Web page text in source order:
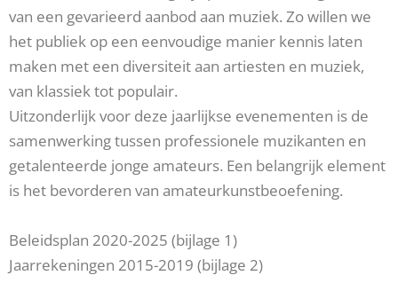
van een gevarieerd aanbod aan muziek. Zo willen we
het publiek op een eenvoudige manier kennis laten
maken met een diversiteit aan artiesten en muziek,
van klassiek tot populair.
Uitzonderlijk voor deze jaarlijkse evenementen is de
samenwerking tussen professionele muzikanten en
getalenteerde jonge amateurs. Een belangrijk element
is het bevorderen van amateurkunstbeoefening.
Beleidsplan 2020-2025 (bijlage 1)
Jaarrekeningen 2015-2019 (bijlage 2)